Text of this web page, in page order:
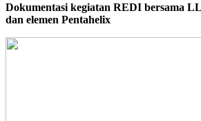
Dokumentasi kegiatan REDI bersama
dan elemen Pentahelix